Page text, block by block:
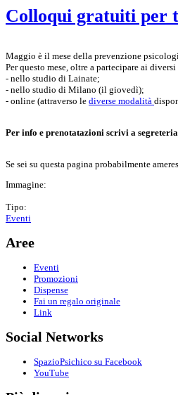
Colloqui gratuiti per
Maggio è il mese della prevenzione
Per questo mese, oltre a partecipare ai diversi
- nello studio di Lainate;
- nello studio di Milano (il giovedì);
- online (attraverso le diverse modalità
Per info e prenotatazioni scrivi a
Se sei su questa pagina probabilmente
Immagine:
Tipo:
Eventi
Aree
Eventi
Promozioni
Dispense
Fai un regalo originale
Link
Social Networks
SpazioPsichico su Facebook
YouTube